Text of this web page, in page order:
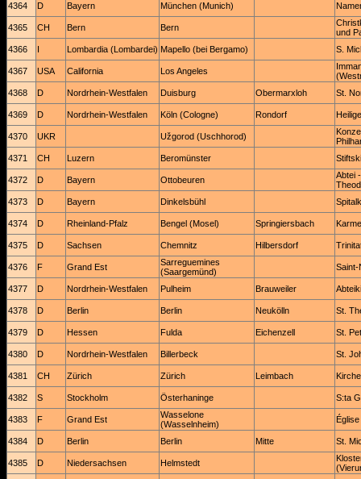
4364 D Bayern München (Munich)
4365 CH Bern Bern
und
4366
I Lombardia (Lombardei) Mapello (bei Bergamo) S.
4367 USA California Los Angeles
4368
D Nordrhein-Westfalen Duisburg Obermarxloh St.
4369 D Nordrhein-Westfalen Köln (Cologne) Rondorf
4370 UKR Užgorod (Uschhorod)
4371
CH Luzern Beromünster
4372 D Bayern Ottobeuren
Abtei
4373
D Bayern Dinkelsbühl
4374 D Rheinland-Pfalz Bengel (Mosel) Springiersbach
4375 D Sachsen Chemnitz Hilbersdorf
4376 F Grand Est
Sarreguemines
(Saargemünd)
Saint-
4377 D Nordrhein-Westfalen Pulheim Brauweiler
4378 D Berlin Berlin Neukölln St.
4379 D Hessen Fulda Eichenzell St.
4380 D Nordrhein-Westfalen Billerbeck St.
4381 CH Zürich Zürich Leimbach Kirche
4382 S Stockholm Österhaninge S:ta
4383 F Grand Est
Wasselone
(Wasselnheim)
4384 D Berlin Berlin Mitte St.
4385 D Niedersachsen Helmstedt